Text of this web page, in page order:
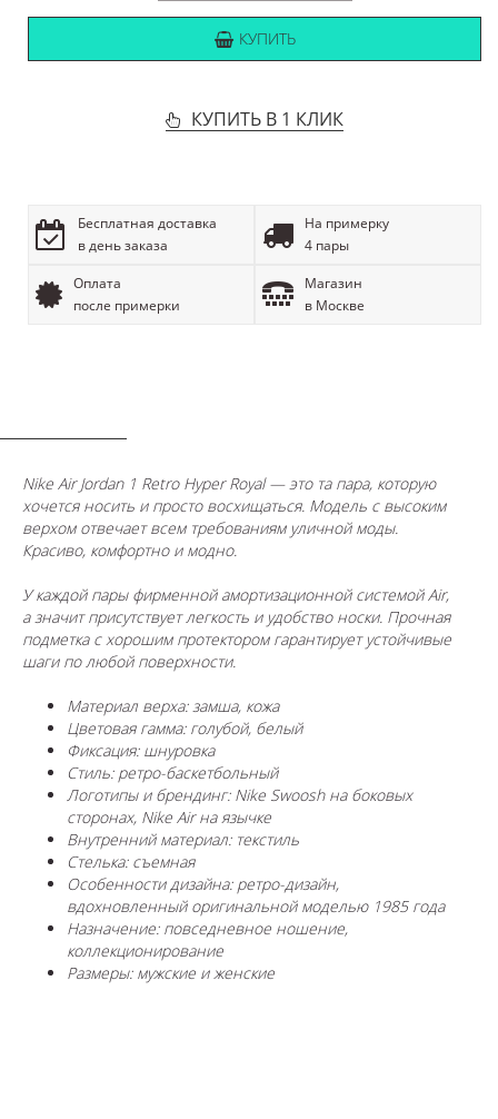
КУПИТЬ
КУПИТЬ В 1 КЛИК
Бесплатная доставка
в день заказа
На примерку
4 пары
Оплата
после примерки
Магазин
в Москве
Nike Air Jordan 1 Retro Hyper Royal — это та пара, которую
хочется носить и просто восхищаться. Модель с высоким
верхом отвечает всем требованиям уличной моды.
Красиво, комфортно и модно.
У каждой пары фирменной амортизационной системой Air,
а значит присутствует легкость и удобство носки. Прочная
подметка с хорошим протектором гарантирует устойчивые
шаги по любой поверхности.
Материал верха: замша, кожа
Цветовая гамма: голубой, белый
Фиксация: шнуровка
Стиль: ретро-баскетбольный
Логотипы и брендинг: Nike Swoosh на боковых
сторонах, Nike Air на язычке
Внутренний материал: текстиль
Стелька: съемная
Особенности дизайна: ретро-дизайн,
вдохновленный оригинальной моделью 1985 года
Назначение: повседневное ношение,
коллекционирование
Размеры: мужские и женские